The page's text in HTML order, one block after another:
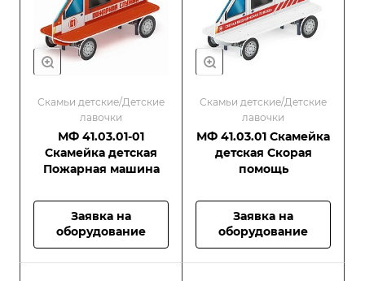
Скамьи детские/Детские
лавочки
МФ 41.03.01-01
Скамейка детская
Пожарная машина
Заявка на
оборудование
Скамьи детские/Детские
лавочки
МФ 41.03.01 Скамейка
детская Скорая
помощь
Заявка на
оборудование